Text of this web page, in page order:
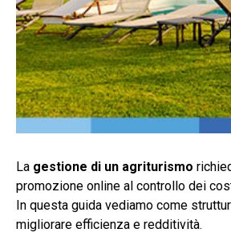
La gestione di un agriturismo
promozione online al controllo dei
In questa guida vediamo come
migliorare efficienza e redditività.